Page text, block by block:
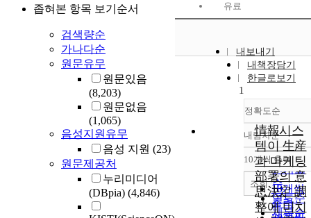
좁혀본 항목 보기순서
검색량순
가나다순
원문유무
원문있음
(8,203)
원문없음
(1,065)
음성지원유무
음성 지원 (23)
원문제공처
누리미디어
(DBpia) (4,846)
유료
내보내기
내책장담기
한글로보기
정확도순
정확도
순
인기도
순
연도순
제목순
내림차순
내림차
10개씩 출력
10개씩
출력
조회
1
情報시스
템이 生産
과 마케팅
部署의 意
思決定 調
整에 미치